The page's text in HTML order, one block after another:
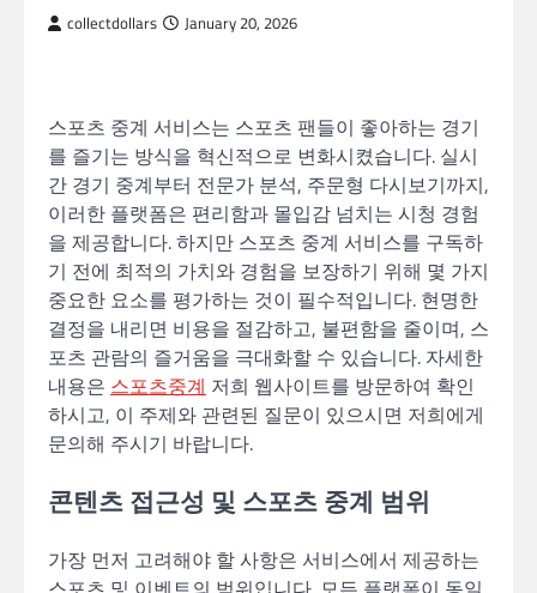
collectdollars January 20, 2026
스포츠 중계 서비스는 스포츠 팬들이 좋아하는 경기
를 즐기는 방식을 혁신적으로 변화시켰습니다. 실시
간 경기 중계부터 전문가 분석, 주문형 다시보기까지,
이러한 플랫폼은 편리함과 몰입감 넘치는 시청 경험
을 제공합니다. 하지만 스포츠 중계 서비스를 구독하
기 전에 최적의 가치와 경험을 보장하기 위해 몇 가지
중요한 요소를 평가하는 것이 필수적입니다. 현명한
결정을 내리면 비용을 절감하고, 불편함을 줄이며, 스
포츠 관람의 즐거움을 극대화할 수 있습니다. 자세한
내용은 스포츠중계 저희 웹사이트를 방문하여 확인
하시고, 이 주제와 관련된 질문이 있으시면 저희에게
문의해 주시기 바랍니다.
콘텐츠 접근성 및 스포츠 중계 범위
가장 먼저 고려해야 할 사항은 서비스에서 제공하는